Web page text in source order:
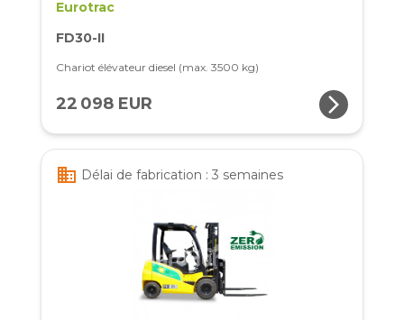
Eurotrac
FD30-II
Chariot élévateur diesel (max. 3500 kg)
22 098 EUR arrow_forward_ios
business Délai de fabrication : 3 semaines